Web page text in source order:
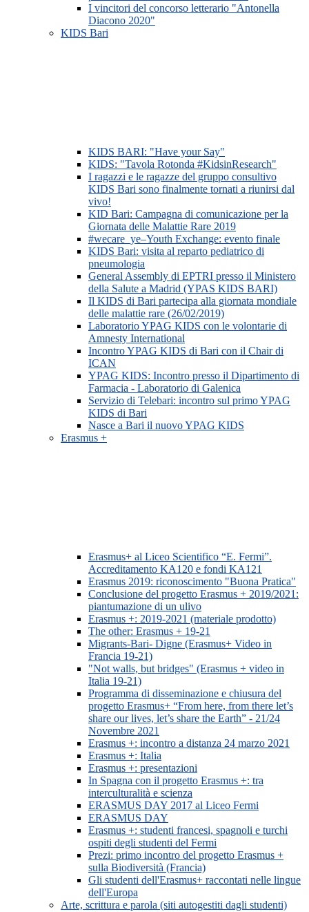
I vincitori del concorso letterario "Antonella
Diacono 2020"
KIDS Bari
KIDS BARI: "Have your Say"
KIDS: "Tavola Rotonda #KidsinResearch"
I ragazzi e le ragazze del gruppo consultivo
KIDS Bari sono finalmente tornati a riunirsi dal
vivo!
KID Bari: Campagna di comunicazione per la
Giornata delle Malattie Rare 2019
#wecare_ye–Youth Exchange: evento finale
KIDS Bari: visita al reparto pediatrico di
pneumologia
General Assembly di EPTRI presso il Ministero
della Salute a Madrid (YPAS KIDS BARI)
Il KIDS di Bari partecipa alla giornata mondiale
delle malattie rare (26/02/2019)
Laboratorio YPAG KIDS con le volontarie di
Amnesty International
Incontro YPAG KIDS di Bari con il Chair di
ICAN
YPAG KIDS: Incontro presso il Dipartimento di
Farmacia - Laboratorio di Galenica
Servizio di Telebari: incontro sul primo YPAG
KIDS di Bari
Nasce a Bari il nuovo YPAG KIDS
Erasmus +
Erasmus+ al Liceo Scientifico “E. Fermi”.
Accreditamento KA120 e fondi KA121
Erasmus 2019: riconoscimento "Buona Pratica"
Conclusione del progetto Erasmus + 2019/2021:
piantumazione di un ulivo
Erasmus +: 2019-2021 (materiale prodotto)
The other: Erasmus + 19-21
Migrants-Bari- Digne (Erasmus+ Video in
Francia 19-21)
"Not walls, but bridges" (Erasmus + video in
Italia 19-21)
Programma di disseminazione e chiusura del
progetto Erasmus+ “From here, from there let’s
share our lives, let’s share the Earth” - 21/24
Novembre 2021
Erasmus +: incontro a distanza 24 marzo 2021
Erasmus +: Italia
Erasmus +: presentazioni
In Spagna con il progetto Erasmus +: tra
interculturalità e scienza
ERASMUS DAY 2017 al Liceo Fermi
ERASMUS DAY
Erasmus +: studenti francesi, spagnoli e turchi
ospiti degli studenti del Fermi
Prezi: primo incontro del progetto Erasmus +
sulla Biodiversità (Francia)
Gli studenti dell'Erasmus+ raccontati nelle lingue
dell'Europa
Arte, scrittura e parola (siti autogestiti dagli studenti)